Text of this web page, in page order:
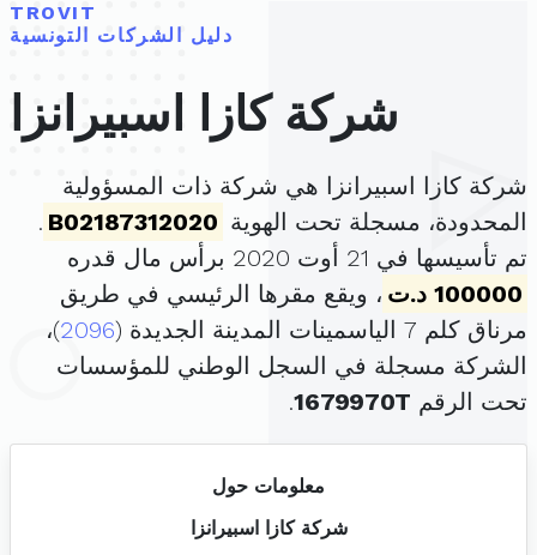
TROVIT
دليل الشركات التونسية
شركة كازا اسبيرانزا
شركة كازا اسبيرانزا هي شركة ذات المسؤولية
المحدودة، مسجلة تحت الهوية B02187312020
.
تم تأسيسها في 21 أوت 2020 برأس مال قدره
100000 د.ت
، ويقع مقرها الرئيسي في طريق
مرناق كلم 7 الياسمينات المدينة الجديدة (
2096)،
الشركة مسجلة في السجل الوطني للمؤسسات
تحت الرقم 1679970T
.
معلومات حول
شركة كازا اسبيرانزا